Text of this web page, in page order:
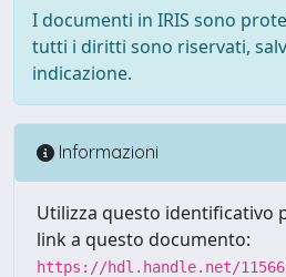
I documenti in IRIS sono
tutti i diritti sono riservati,
indicazione.
Informazioni
Utilizza questo identificativo
link a questo documento:
https://hdl.handle.net/